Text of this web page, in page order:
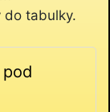
do tabulky.